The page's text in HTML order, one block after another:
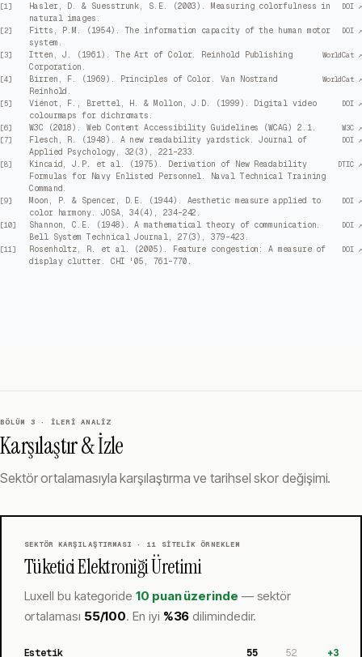
[1]
Hasler, D. & Suesstrunk, S.E. (2003). Measuring colorfulness in
natural images.
DOI ↗
[2]
Fitts, P.M. (1954). The information capacity of the human motor
system.
DOI ↗
[3]
Itten, J. (1961). The Art of Color. Reinhold Publishing
Corporation.
WorldCat ↗
[4]
Birren, F. (1969). Principles of Color. Van Nostrand
Reinhold.
WorldCat ↗
[5]
Viénot, F., Brettel, H. & Mollon, J.D. (1999). Digital video
colourmaps for dichromats.
DOI ↗
[6] W3C (2018). Web Content Accessibility Guidelines (WCAG) 2.1.
W3C ↗
[7]
Flesch, R. (1948). A new readability yardstick. Journal of
Applied Psychology, 32(3), 221–233.
DOI ↗
[8]
Kincaid, J.P. et al. (1975). Derivation of New Readability
Formulas for Navy Enlisted Personnel. Naval Technical Training
Command.
DTIC ↗
[9]
Moon, P. & Spencer, D.E. (1944). Aesthetic measure applied to
color harmony. JOSA, 34(4), 234–242.
DOI ↗
[10]
Shannon, C.E. (1948). A mathematical theory of communication.
Bell System Technical Journal, 27(3), 379–423.
DOI ↗
[11]
Rosenholtz, R. et al. (2005). Feature congestion: A measure of
display clutter. CHI '05, 761–770.
DOI ↗
BÖLÜM 3 · İLERI ANALIZ
Karşılaştır & İzle
Sektör ortalamasıyla karşılaştırma ve tarihsel skor değişimi.
SEKTÖR KARŞILAŞTIRMASI · 11 SITELIK ÖRNEKLEM
Tüketici Elektroniği Üretimi
Luxell bu kategoride 10 puan üzerinde — sektör
ortalaması 55/100. En iyi %36 dilimindedir.
Estetik 55 52 +3